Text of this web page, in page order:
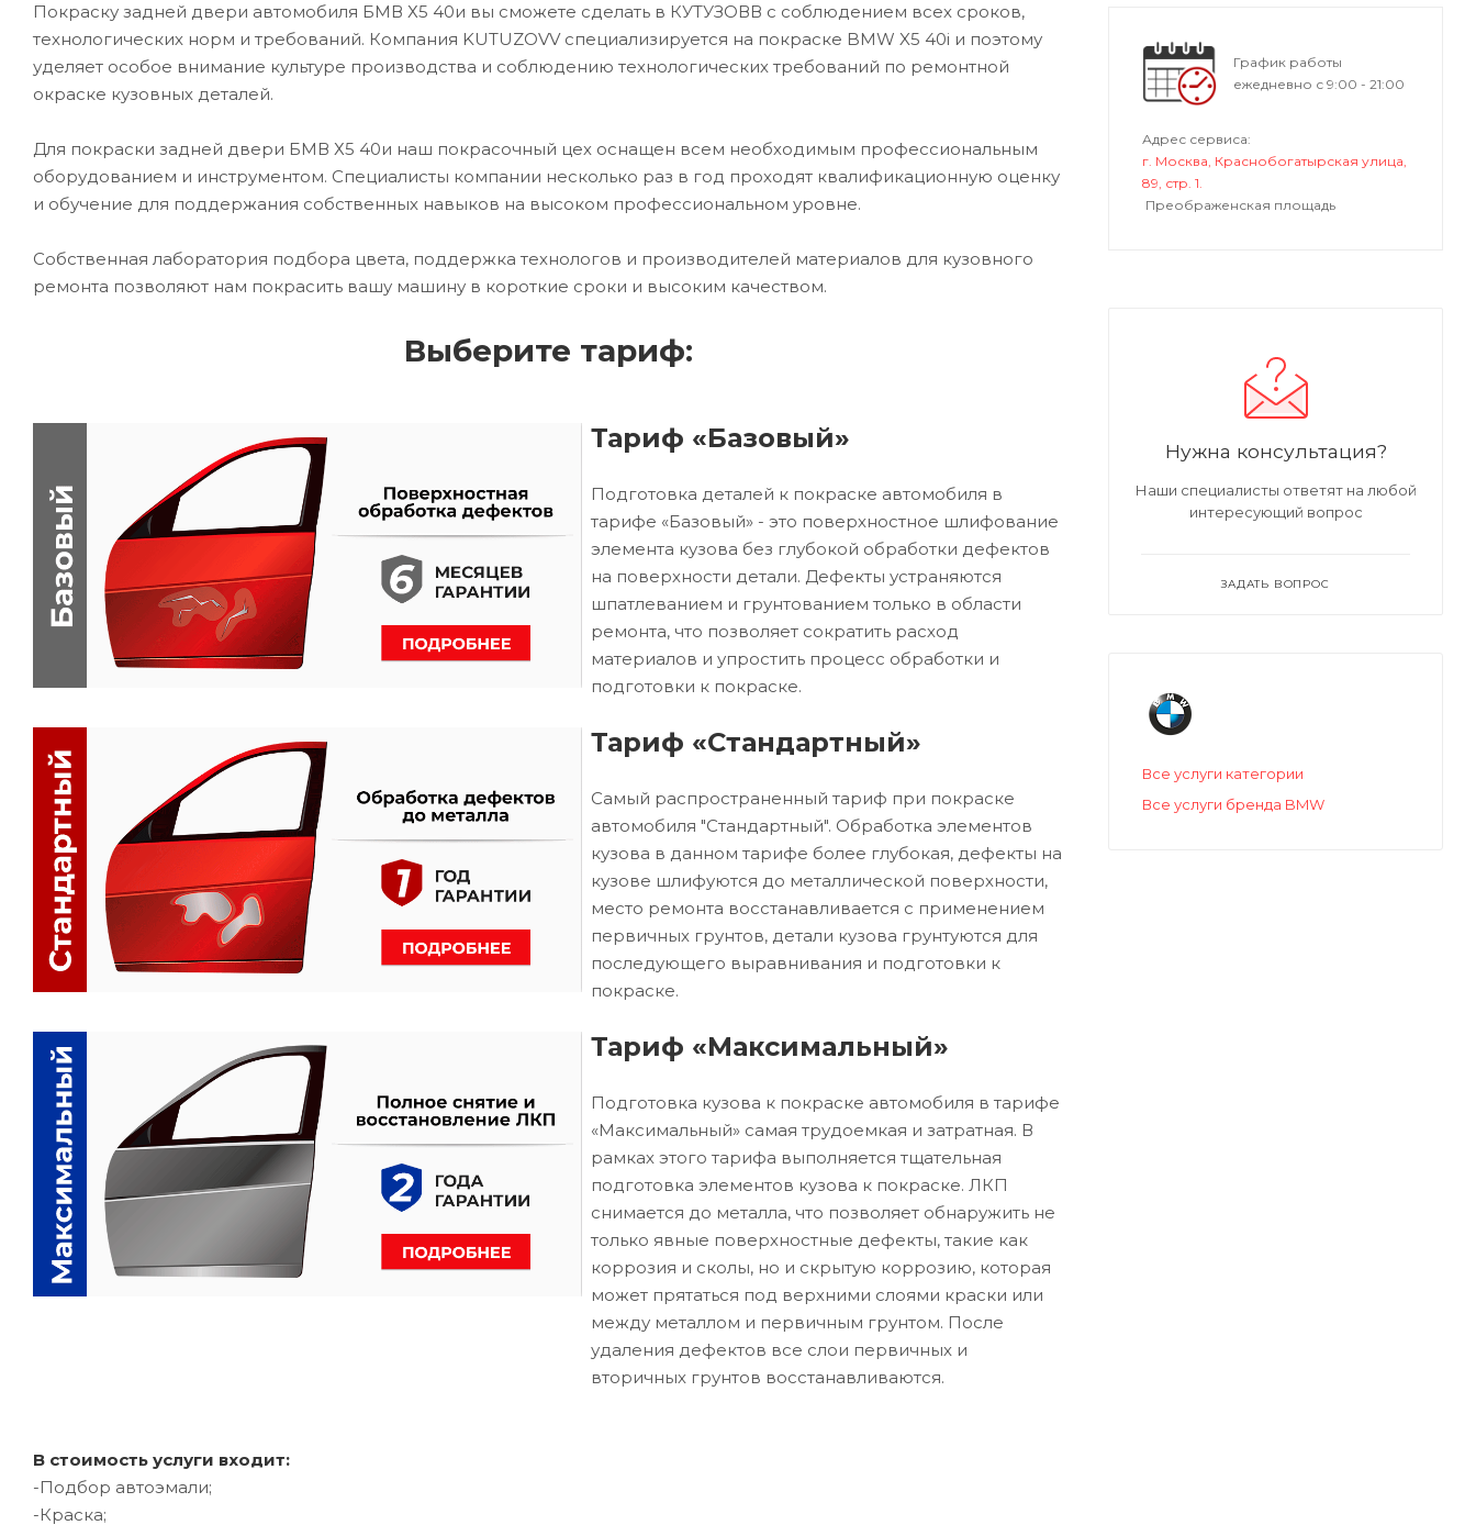
Покраску задней двери автомобиля БМВ Х5 40и вы сможете сделать в КУТУЗОВВ с соблюдением всех сроков,
технологических норм и требований. Компания KUTUZOVV специализируется на покраске BMW X5 40i и поэтому
уделяет особое внимание культуре производства и соблюдению технологических требований по ремонтной
окраске кузовных деталей.
Для покраски задней двери БМВ Х5 40и наш покрасочный цех оснащен всем необходимым профессиональным
оборудованием и инструментом. Специалисты компании несколько раз в год проходят квалификационную оценку
и обучение для поддержания собственных навыков на высоком профессиональном уровне.
Собственная лаборатория подбора цвета, поддержка технологов и производителей материалов для кузовного
ремонта позволяют нам покрасить вашу машину в короткие сроки и высоким качеством.
Выберите тариф:
Тариф «Базовый»
Подготовка деталей к покраске автомобиля в
тарифе «Базовый» - это поверхностное шлифование
элемента кузова без глубокой обработки дефектов
на поверхности детали. Дефекты устраняются
шпатлеванием и грунтованием только в области
ремонта, что позволяет сократить расход
материалов и упростить процесс обработки и
подготовки к покраске.
Тариф «Стандартный»
Самый распространенный тариф при покраске
автомобиля "Стандартный". Обработка элементов
кузова в данном тарифе более глубокая, дефекты на
кузове шлифуются до металлической поверхности,
место ремонта восстанавливается с применением
первичных грунтов, детали кузова грунтуются для
последующего выравнивания и подготовки к
покраске.
Тариф «Максимальный»
Подготовка кузова к покраске автомобиля в тарифе
«Максимальный» самая трудоемкая и затратная. В
рамках этого тарифа выполняется тщательная
подготовка элементов кузова к покраске. ЛКП
снимается до металла, что позволяет обнаружить не
только явные поверхностные дефекты, такие как
коррозия и сколы, но и скрытую коррозию, которая
может прятаться под верхними слоями краски или
между металлом и первичным грунтом. После
удаления дефектов все слои первичных и
вторичных грунтов восстанавливаются.
В стоимость услуги входит:
-Подбор автоэмали;
-Краска;
График работы
ежедневно с 9:00 - 21:00
Адрес сервиса:
г. Москва, Краснобогатырская улица,
89, стр. 1.
Преображенская площадь
Нужна консультация?
Наши специалисты ответят на любой
интересующий вопрос
ЗАДАТЬ ВОПРОС
Все услуги категории
Все услуги бренда BMW